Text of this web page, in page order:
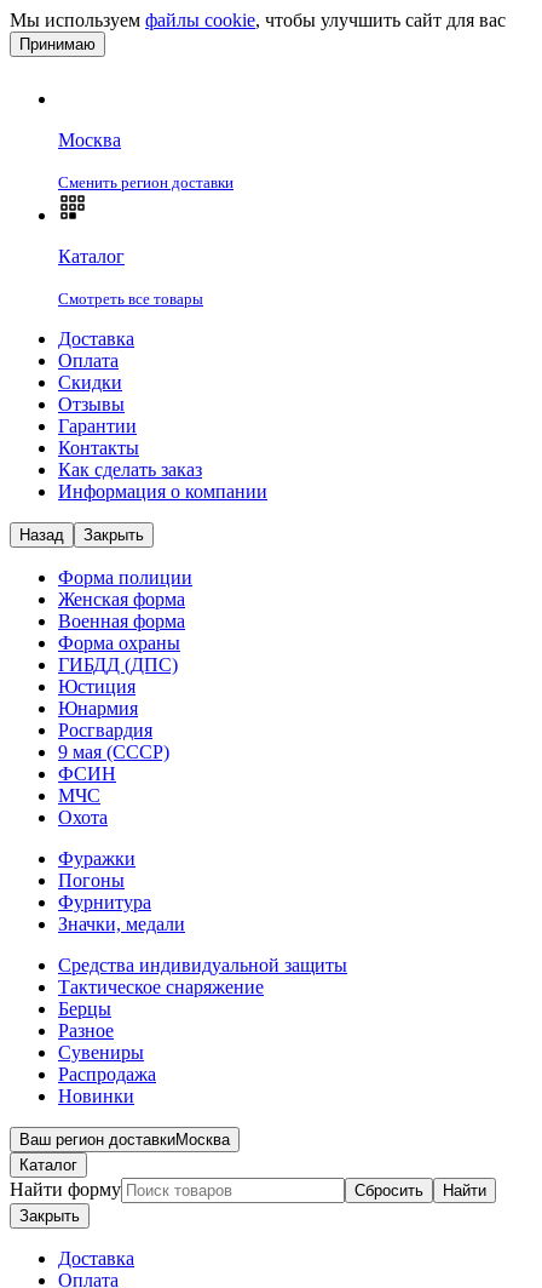
Мы используем файлы cookie, чтобы улучшить сайт для вас
Принимаю
Москва
Сменить регион доставки
Каталог
Смотреть все товары
Доставка
Оплата
Скидки
Отзывы
Гарантии
Контакты
Как сделать заказ
Информация о компании
Назад Закрыть
Форма полиции
Женская форма
Военная форма
Форма охраны
ГИБДД (ДПС)
Юстиция
Юнармия
Росгвардия
9 мая (СССР)
ФСИН
МЧС
Охота
Фуражки
Погоны
Фурнитура
Значки, медали
Средства индивидуальной защиты
Тактическое снаряжение
Берцы
Разное
Сувениры
Распродажа
Новинки
Ваш регион доставкиМосква
Каталог
Найти форму Сбросить
Найти
Закрыть
Доставка
Оплата